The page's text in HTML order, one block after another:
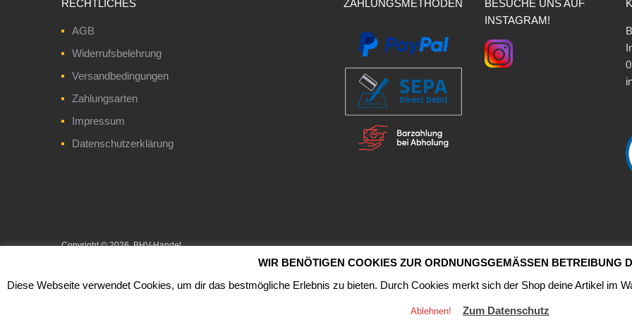
RECHTLICHES
AGB
Widerrufsbelehrung
Versandbedingungen
Zahlungsarten
Impressum
Datenschutzerklärung
ZAHLUNGSMETHODEN
BESUCHE UNS AUF
INSTAGRAM!
Copyright ©2026 BHV-Handel
WIR BENÖTIGEN COOKIES ZUR ORDNUNGSGEMÄSSEN BETREIBUNG
Diese Webseite verwendet Cookies, um dir das bestmögliche Erlebnis zu bieten. Durch Cookies merkt sich der Shop deine Artikel im
Ablehnen! Zum Datenschutz